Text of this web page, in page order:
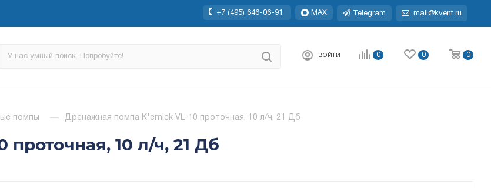
+7 (495) 646-06-91 MAX Telegram mail@kvent.ru
ВОЙТИ 0 0 0
помпы — Дренажная помпа K'ernick VL-10 проточная, 10 л/ч, 21 Дб
10 л/ч, 21 Дб